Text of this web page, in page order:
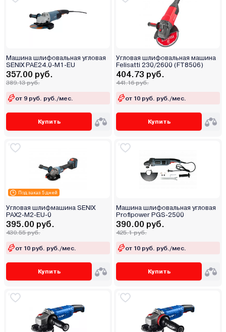
Машина шлифовальная угловая
SENIX PAE24.0-M1-EU
357.00 руб.
389.13 руб.
от 9 руб. руб./мес.
Купить
Угловая шлифовальная машина
Felisatti 230/2600 (FT8506)
404.73 руб.
441.16 руб.
от 10 руб. руб./мес.
Купить
Под заказ 5 дней
Угловая шлифмашина SENIX
PAX2-M2-EU-0
395.00 руб.
430.55 руб.
от 10 руб. руб./мес.
Купить
Машина шлифовальная угловая
Profipower PGS-2500
390.00 руб.
425.1 руб.
от 10 руб. руб./мес.
Купить